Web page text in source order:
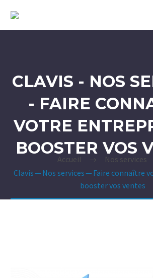
CLAVIS - NOS
- FAIRE
VOTRE
BOOSTER VOS
Accueil
Nos services
Clavis — Nos services — Faire connaître
booster vos ventes